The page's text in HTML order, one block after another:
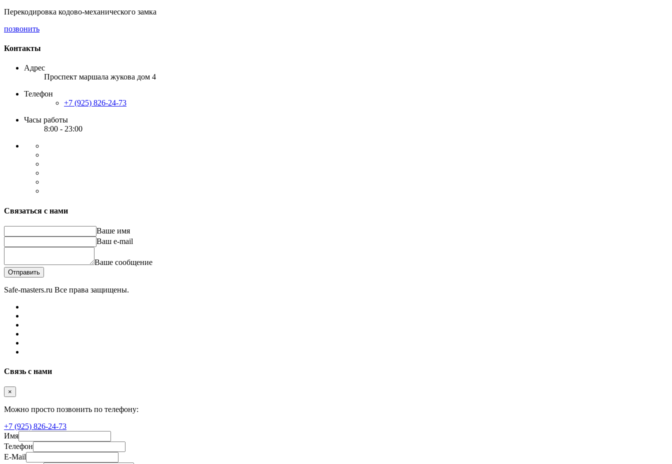
Перекодировка кодово-механического замка
позвонить
Контакты
Адрес
Проспект маршала жукова дом 4
Телефон
+7 (925) 826-24-73
Часы работы
8:00 - 23:00
Связаться с нами
Ваше имя
Ваш e-mail
Ваше сообщение
Отправить
Safe-masters.ru Все права защищены.
Связь с нами
×
Можно просто позвонить по телефону:
+7 (925) 826-24-73
Имя
Телефон
E-Mail